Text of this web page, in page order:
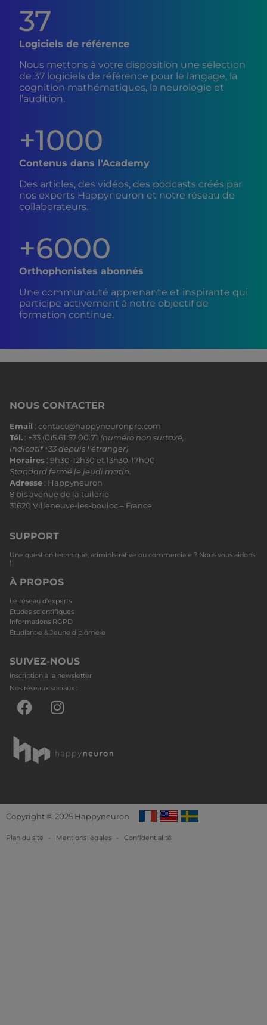
37
Logiciels de référence
Nous mettons à votre disposition une sélection
de 37 logiciels de référence pour le langage, la
cognition mathématiques, la neurologie et
l’audition.
+1000
Contenus dans l'Academy
Des articles, des vidéos, des podcasts créés par
nos experts Happyneuron et notre réseau de
collaborateurs.
+6000
Orthophonistes abonnés
Une communauté apprenante et inspirante qui
participe activement à notre objectif de
formation continue.
NOUS CONTACTER
Email : contact@happyneuronpro.com
Tél. : +33.(0)5.61.57.00.71 (numéro non surtaxé,
indicatif +33 depuis l’étranger)
Horaires : 9h30-12h30 et 13h30-17h00
Standard fermé le jeudi matin.
Adresse : Happyneuron
8 bis avenue de la tuilerie
31620 Villeneuve-les-bouloc – France
SUPPORT
Une question technique, administrative ou commerciale ? Nous vous aidons
!
À PROPOS
Le réseau d'experts
Etudes scientifiques
Informations RGPD
Étudiant·e & Jeune diplômé·e
SUIVEZ-NOUS
Inscription à la newsletter
Nos réseaux sociaux :
Copyright © 2025 Happyneuron
Plan du site - Mentions légales - Confidentialité